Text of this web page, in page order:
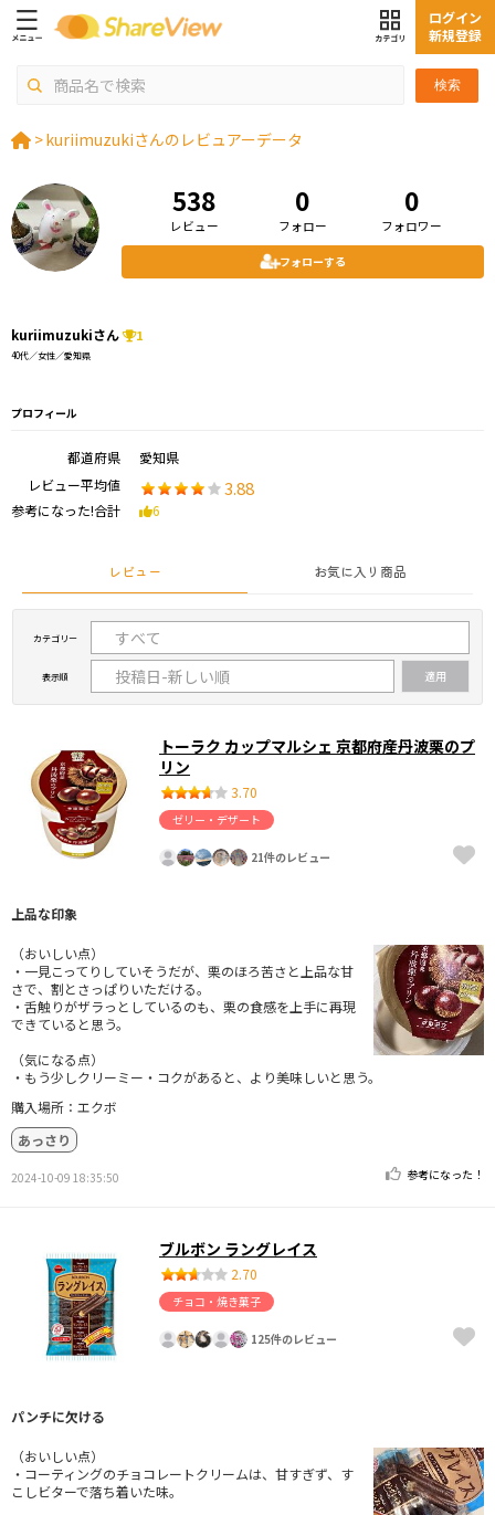
検索
ログイン
新規登録
>kuriimuzukiさんのレビュアーデータ
538
レビュー
0
フォロー
0
フォロワー
フォローする
kuriimuzukiさん 1
40代／女性／愛知県
プロフィール
都道府県
愛知県
レビュー平均値
3.88
参考になった!合計 6
レビュー お気に入り商品
カテゴリー
表示順
トーラク カップマルシェ 京都府産丹波栗のプ
リン
3.70
ゼリー・デザート
21件のレビュー
上品な印象
（おいしい点）
・一見こってりしていそうだが、栗のほろ苦さと上品な甘
さで、割とさっぱりいただける。
・舌触りがザラっとしているのも、栗の食感を上手に再現
できていると思う。
（気になる点）
・もう少しクリーミー・コクがあると、より美味しいと思う。
購入場所：エクボ
あっさり
2024-10-09 18:35:50 参考になった！
ブルボン ラングレイス
2.70
チョコ・焼き菓子
125件のレビュー
パンチに欠ける
（おいしい点）
・コーティングのチョコレートクリームは、甘すぎず、す
こしビターで落ち着いた味。